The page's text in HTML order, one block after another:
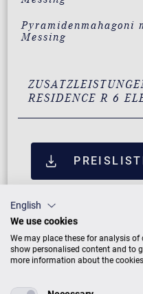
Pyramidenmahagoni
Messing
RESIDENCE R 6
English
We use cookies
We may place these for analysis
show personalised content and to
more information about the